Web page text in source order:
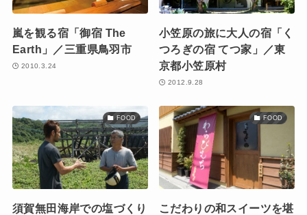
嵐を観る宿「御宿 The
Earth」／三重県鳥羽市
2010.3.24
小笠原の旅に大人の宿「く
つろぎの宿 てつ家」／東
京都小笠原村
2012.9.28
FOOD
須賀無田海岸での塩づくり
FOOD
こだわりの和スイーツを堪